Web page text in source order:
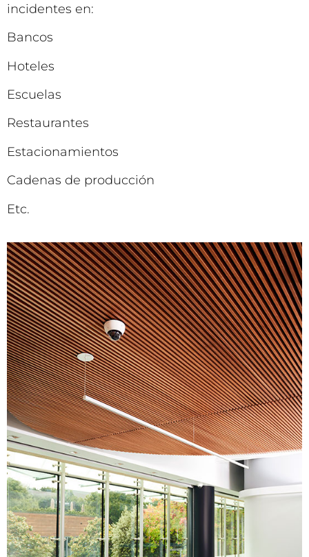
incidentes en:
Bancos
Hoteles
Escuelas
Restaurantes
Estacionamientos
Cadenas de producción
Etc.